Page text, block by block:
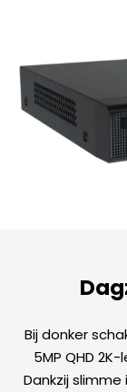
Bij donker
5MP QHD
Dankzij